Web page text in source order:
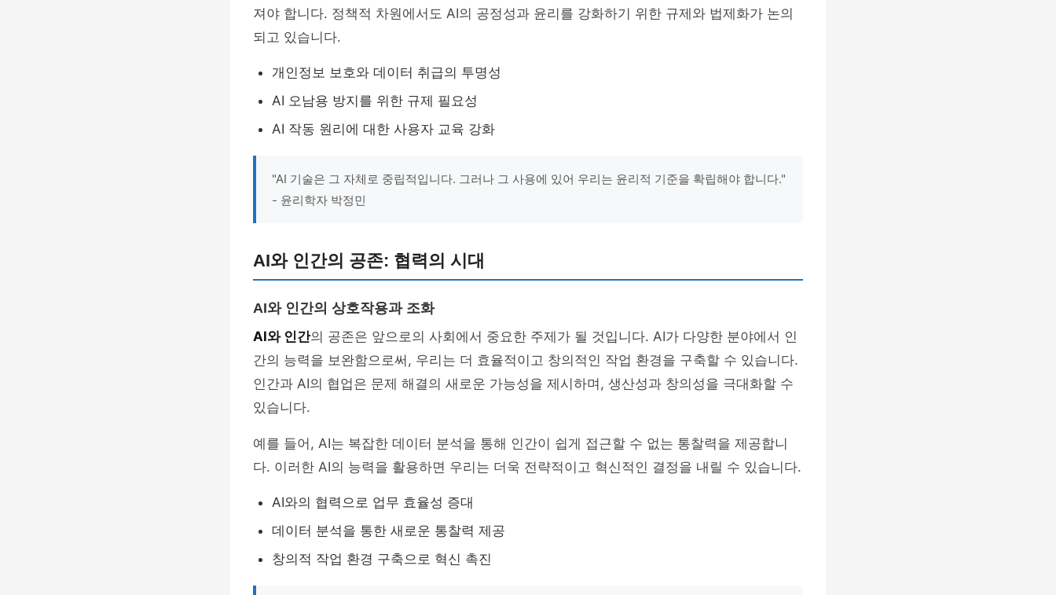
져야 합니다. 정책적 차원에서도 AI의 공정성과 윤리를 강화하기 위한 규제와 법제화가 논의
되고 있습니다.
개인정보 보호와 데이터 취급의 투명성
AI 오남용 방지를 위한 규제 필요성
AI 작동 원리에 대한 사용자 교육 강화
"AI 기술은 그 자체로 중립적입니다. 그러나 그 사용에 있어 우리는 윤리적 기준을 확립해야 합니다."
- 윤리학자 박정민
AI와 인간의 공존: 협력의 시대
AI와 인간의 상호작용과 조화
AI와 인간의 공존은 앞으로의 사회에서 중요한 주제가 될 것입니다. AI가 다양한 분야에서 인
간의 능력을 보완함으로써, 우리는 더 효율적이고 창의적인 작업 환경을 구축할 수 있습니다.
인간과 AI의 협업은 문제 해결의 새로운 가능성을 제시하며, 생산성과 창의성을 극대화할 수
있습니다.
예를 들어, AI는 복잡한 데이터 분석을 통해 인간이 쉽게 접근할 수 없는 통찰력을 제공합니
다. 이러한 AI의 능력을 활용하면 우리는 더욱 전략적이고 혁신적인 결정을 내릴 수 있습니다.
AI와의 협력으로 업무 효율성 증대
데이터 분석을 통한 새로운 통찰력 제공
창의적 작업 환경 구축으로 혁신 촉진